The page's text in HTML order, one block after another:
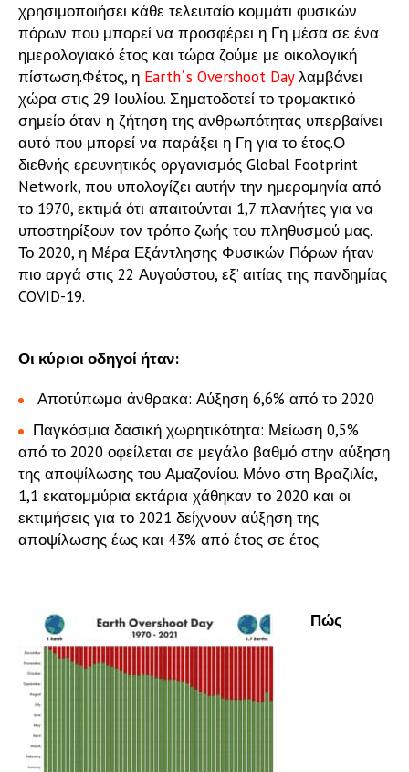
χρησιμοποιήσει κάθε τελευταίο κομμάτι φυσικών
πόρων που μπορεί να προσφέρει η Γη μέσα σε ένα
ημερολογιακό έτος και τώρα ζούμε με οικολογική
πίστωση.Φέτος, η Earth΄s Overshoot Dayλαμβάνει
χώρα στις 29 Ιουλίου. Σηματοδοτεί το τρομακτικό
σημείο όταν η ζήτηση της ανθρωπότητας υπερβαίνει
αυτό που μπορεί να παράξει η Γη για το έτος.Ο
διεθνής ερευνητικός οργανισμός Global Footprint
Network, που υπολογίζει αυτήν την ημερομηνία από
το 1970, εκτιμά ότι απαιτούνται 1,7 πλανήτες για να
υποστηρίξουν τον τρόπο ζωής του πληθυσμού μας.
Το 2020, η Μέρα Εξάντλησης Φυσικών Πόρων ήταν
πιο αργά στις 22 Αυγούστου, εξ’ αιτίας της πανδημίας
COVID-19.
Οι κύριοι οδηγοί ήταν:
Αποτύπωμα άνθρακα: Αύξηση 6,6% από το 2020
Παγκόσμια δασική χωρητικότητα: Μείωση 0,5%
από το 2020 οφείλεται σε μεγάλο βαθμό στην αύξηση
της αποψίλωσης του Αμαζονίου. Μόνο στη Βραζιλία,
1,1 εκατομμύρια εκτάρια χάθηκαν το 2020 και οι
εκτιμήσεις για το 2021 δείχνουν αύξηση της
αποψίλωσης έως και 43% από έτος σε έτος.
Πώς